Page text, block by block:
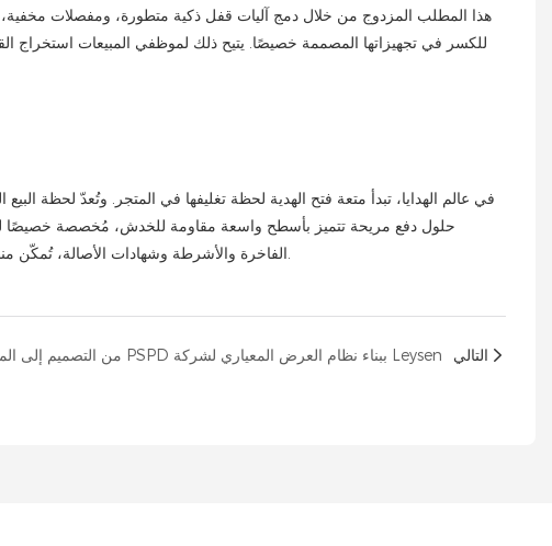
للكسر في تجهيزاتها المصممة خصيصًا. يتيح ذلك لموظفي المبيعات استخراج
في عالم الهدايا، تبدأ متعة فتح الهدية لحظة تغليفها في المتجر. وتُعدّ لحظة
الفاخرة والأشرطة وشهادات الأصالة، تُمكّن منصاتنا الموظفين من تجهيز الهدية على أكمل وجه بينما يسترخي العميل، مما يضمن إتمام كل عملية شراء بأعلى مستويات الاحترافية والفخامة.
من التصميم إلى المتجر: كيف قامت شركة PSPD ببناء نظام العرض المعياري لشركة Leysen التالي